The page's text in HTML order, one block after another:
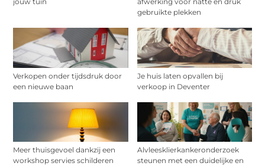
gebruikte plekken
Verkopen onder tijdsdruk door
een nieuwe baan
Je huis laten opvallen bij
verkoop in Deventer
Meer thuisgevoel dankzij een
workshop servies schilderen
Alvleesklierkankeronderzoek
steunen met een duidelijke en